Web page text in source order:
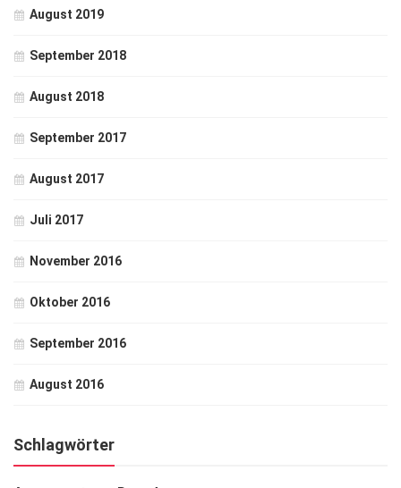
August 2019
September 2018
August 2018
September 2017
August 2017
Juli 2017
November 2016
Oktober 2016
September 2016
August 2016
Schlagwörter